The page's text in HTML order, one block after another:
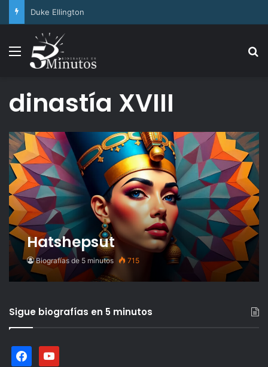
Arthur Ashe
Menu
dinastía XVIII
Hatshepsut
Biografías de 5 minutos 715
Sigue biografías en 5 minutos
facebookyoutube